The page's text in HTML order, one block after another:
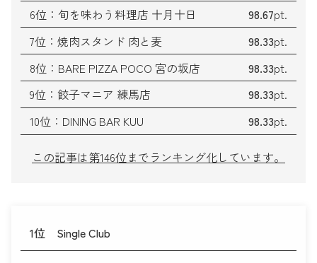
6位：旬を味わう料理店 十月十日 98.67pt.
7位：焼肉スタンド 肉と麦
98.33pt.
8位：BARE PIZZA POCO 宮の坂店
98.33pt.
9位：餃子マニア 練馬店
98.33pt.
10位：DINING BAR KUU
98.33pt.
この記事は第146位までランキング化しています。
1位 Single Club